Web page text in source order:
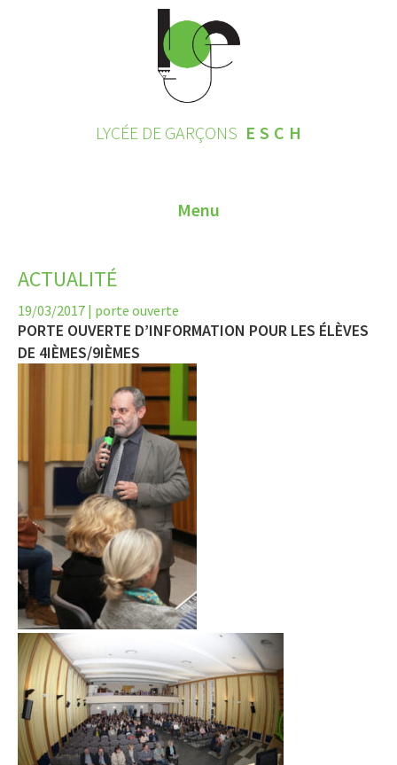
LYCÉE DE GARÇONS ESCH
Menu
CONTACT
INSCRIPTIONS 2026
LE LYCÉE
LET’S GO SCIENCE
ACTUALITÉ
AGENDA
ACTIVITÉS
SERVICES
APPRENTISSAGE
APPLIS
ACTUALITÉ
19/03/2017 | porte ouverte
PORTE OUVERTE D’INFORMATION POUR LES ÉLÈVES
DE 4IÈMES/9IÈMES